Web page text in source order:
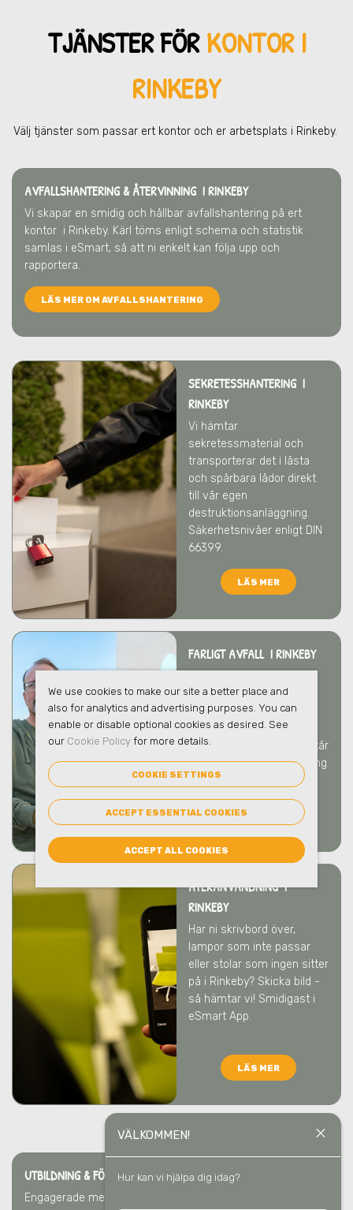
VÄLKOMMEN! close
Hur kan vi hjälpa dig idag?
TJÄNSTER FÖRKONTOR I
RINKEBY
Välj tjänster som passar ert kontor och er arbetsplats i Rinkeby.
AVFALLSHANTERING & ÅTERVINNING I RINKEBY
Vi skapar en smidig och hållbar avfallshantering på ert
kontor i Rinkeby. Kärl töms enligt schema och statistik
samlas i eSmart, så att ni enkelt kan följa upp och
rapportera.
LÄS MER OM AVFALLSHANTERING
SEKRETESSHANTERING I
RINKEBY
Vi hämtar
sekretessmaterial och
transporterar det i låsta
och spårbara lådor direkt
till vår egen
destruktionsanläggning.
Säkerhetsnivåer enligt DIN
66399.
LÄS MER
FARLIGT AVFALL I RINKEBY
avfall på ett säkert och
ansvarsfullt sätt som
skyddar både människor
och miljö
. Vi bistår
gärna med rådgivning kring
hantering och emballage.
LÄS MER
ÅTERANVÄNDNING I
RINKEBY
Har ni skrivbord över,
lampor som inte passar
eller stolar som ingen sitter
på i Rinkeby? Skicka bild -
så hämtar vi! Smidigast i
eSmart App.
LÄS MER
UTBILDNING & FÖRELÄSNING I RINKEBY
Engagerade medarbetare gör störst skillnad
We use cookies to make our site a better place and
also for analytics and advertising purposes. You can
enable or disable optional cookies as desired. See
our Cookie Policyfor more details.
COOKIE SETTINGS
ACCEPT ESSENTIAL COOKIES
ACCEPT ALL COOKIES